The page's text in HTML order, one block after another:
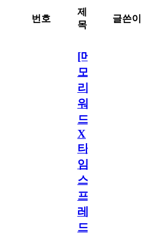
번호
제
목
글쓴이
[메
모
리
워
드
X
타
임
스
프
레
드]